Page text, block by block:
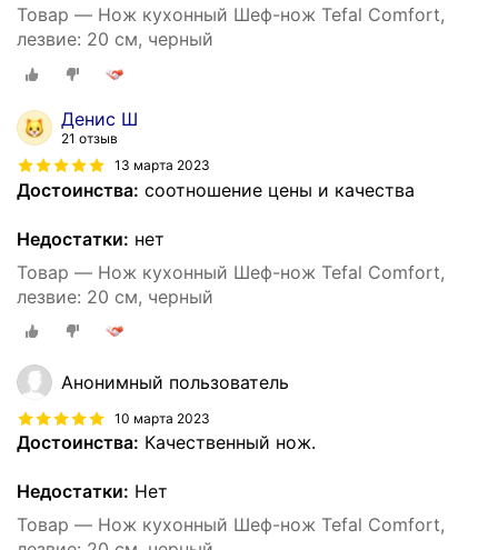
Товар — Нож кухонный Шеф-нож Tefal Comfort,
лезвие: 20 см, черный
Денис Ш
21 отзыв
13 марта 2023
Достоинства: соотношение цены и качества
Недостатки: нет
Товар — Нож кухонный Шеф-нож Tefal Comfort,
лезвие: 20 см, черный
Анонимный пользователь
10 марта 2023
Достоинства: Качественный нож.
Недостатки: Нет
Товар — Нож кухонный Шеф-нож Tefal Comfort,